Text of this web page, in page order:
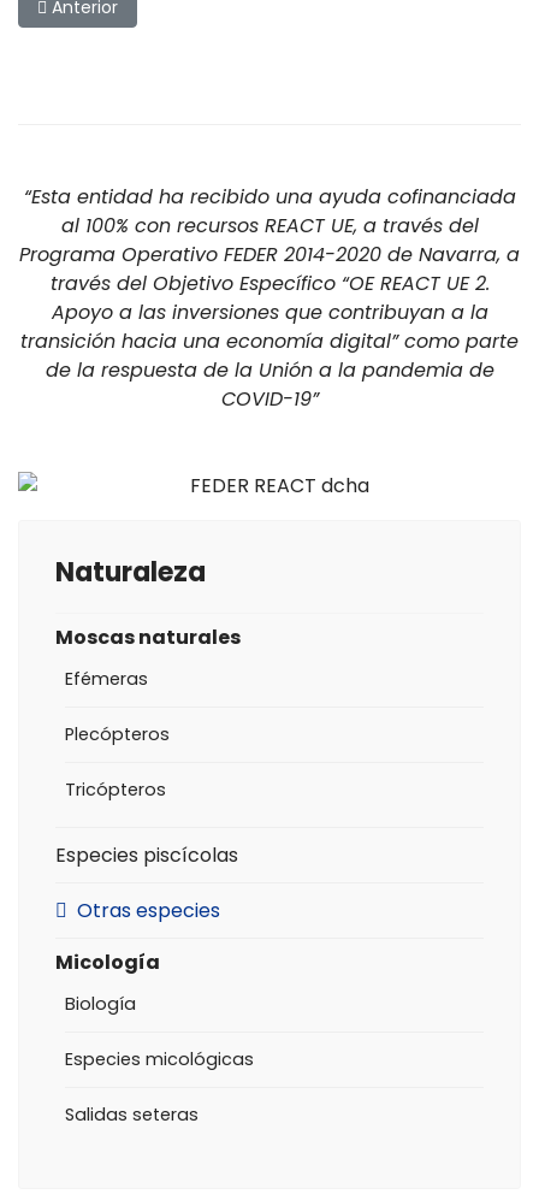
Artículo anterior: Cangrejo Señal
Anterior
“Esta entidad ha recibido una ayuda cofinanciada
al 100% con recursos REACT UE, a través del
Programa Operativo FEDER 2014-2020 de Navarra, a
través del Objetivo Específico “OE REACT UE 2.
Apoyo a las inversiones que contribuyan a la
transición hacia una economía digital” como parte
de la respuesta de la Unión a la pandemia de
COVID-19”
Naturaleza
Moscas naturales
Efémeras
Plecópteros
Tricópteros
Especies piscícolas
Otras especies
Micología
Biología
Especies micológicas
Salidas seteras